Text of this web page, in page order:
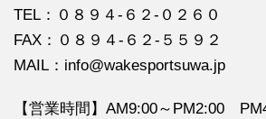
TEL：０８９４‐６２‐０２６０
FAX：０８９４‐６２‐５５９２
MAIL：info@wakesportsuwa.jp
【営業時間】AM9:00～PM2:00